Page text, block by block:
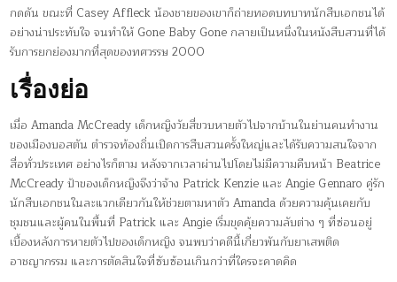
กดดัน ขณะที่ Casey Affleck น้องชายของเขาก็ถ่ายทอดบทบาทนักสืบเอกชนได้
อย่างน่าประทับใจ จนทำให้ Gone Baby Gone กลายเป็นหนึ่งในหนังสืบสวนที่ได้
รับการยกย่องมากที่สุดของทศวรรษ 2000
เรื่องย่อ
เมื่อ Amanda McCready เด็กหญิงวัยสี่ขวบหายตัวไปจากบ้านในย่านคนทำงาน
ของเมืองบอสตัน ตำรวจท้องถิ่นเปิดการสืบสวนครั้งใหญ่และได้รับความสนใจจาก
สื่อทั่วประเทศ อย่างไรก็ตาม หลังจากเวลาผ่านไปโดยไม่มีความคืบหน้า Beatrice
McCready ป้าของเด็กหญิงจึงว่าจ้าง Patrick Kenzie และ Angie Gennaro คู่รัก
นักสืบเอกชนในละแวกเดียวกันให้ช่วยตามหาตัว Amanda ด้วยความคุ้นเคยกับ
ชุมชนและผู้คนในพื้นที่ Patrick และ Angie เริ่มขุดคุ้ยความลับต่าง ๆ ที่ซ่อนอยู่
เบื้องหลังการหายตัวไปของเด็กหญิง จนพบว่าคดีนี้เกี่ยวพันกับยาเสพติด
อาชญากรรม และการตัดสินใจที่ซับซ้อนเกินกว่าที่ใครจะคาดคิด